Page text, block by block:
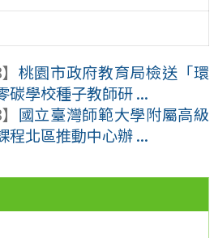
桃園市政府教育局檢送「環
碳學校種子教師研 ...
國立臺灣師範大學附屬高級
程北區推動中心辦 ...